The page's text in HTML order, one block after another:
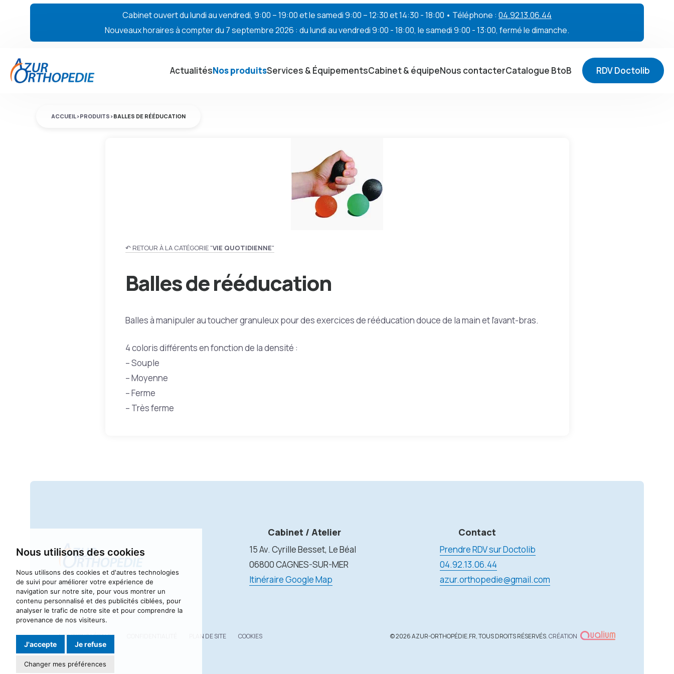
Nous utilisons des cookies
Nous utilisons des cookies et d'autres technologies
de suivi pour améliorer votre expérience de
navigation sur notre site, pour vous montrer un
contenu personnalisé et des publicités ciblées, pour
analyser le trafic de notre site et pour comprendre la
provenance de nos visiteurs.
J'accepte Je refuse
Changer mes préférences
Cabinet ouvert du lundi au vendredi, 9:00 – 19:00 et le samedi 9:00 – 12:30 et 14:30 - 18:00 • Téléphone : 04.92.13.06.44
Nouveaux horaires à compter du 7 septembre 2026 : du lundi au vendredi 9:00 - 18:00, le samedi 9:00 - 13:00, fermé le dimanche.
ActualitésNos produitsServices & ÉquipementsCabinet & équipeNous contacterCatalogue BtoB RDV Doctolib
ACCUEIL>PRODUITS >BALLES DE RÉÉDUCATION
↶ RETOUR À LA CATÉGORIE "VIE QUOTIDIENNE"
Balles de rééducation
Balles à manipuler au toucher granuleux pour des exercices de rééducation douce de la main et l’avant-bras.
4 coloris différents en fonction de la densité :
– Souple
– Moyenne
– Ferme
– Très ferme
Cabinet / Atelier
15 Av. Cyrille Besset, Le Béal
06800 CAGNES-SUR-MER
Itinéraire Google Map
Contact
Prendre RDV sur Doctolib
04.92.13.06.44
azur.orthopedie@gmail.com
MENTIONS LÉGALES PLAN DE SITE COOKIES © 2026 AZUR-ORTHOPÉDIE.FR, TOUS DROITS RÉSERVÉS.CRÉATION